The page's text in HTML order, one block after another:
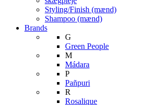
Styling/Finish (mænd)
Shampoo (mænd)
Brands
G
Green People
M
Mádara
P
Pañpuri
R
Rosalique